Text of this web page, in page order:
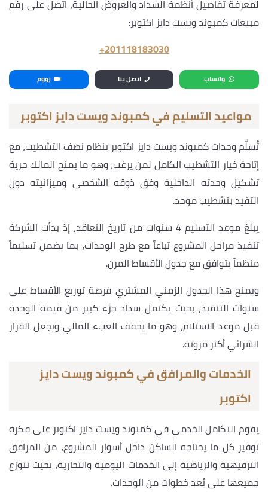
لمعرفة تفاصيل أنظمة السداد والعروض الحالية، اتصل على رقم
مبيعات كمبوند ويست دايز اكتوبر:
‎+201118183030
واتساب اتصل بنا زووم
مواعيد التسليم في كمبوند ويست دايز اكتوبر
تُسلَّم وحدات كمبوند ويست دايز اكتوبر بنظام نصف التشطيب، مع
إتاحة خيار التشطيب الكامل لمن يرغب، وهو ما يمنح المالك حرية
تشكيل وحدته الداخلية وفق ذوقه الشخصي وميزانيته دون
التقيد بتشطيب موحد.
يبلغ موعد التسليم 4 سنوات من تاريخ التعاقد، إذ بدأت الشركة
تنفيذ مراحل المشروع تباعاً مع طرح الوحدات، بما يضمن تسليماً
منظماً يتوافق مع جدول الأقساط المرن.
ويمنح هذا الجدول الزمني المشتري فرصة توزيع الأقساط على
سنوات التنفيذ، بحيث يكتمل سداد جزء كبير من قيمة الوحدة
قبل موعد الاستلام، وهو ما يخفف العبء المالي ويجعل القرار
الشرائي أكثر مرونة.
الخدمات والمرافق في كمبوند ويست دايز
اكتوبر
يقوم التكامل الخدمي في كمبوند ويست دايز اكتوبر على فكرة
توفير كل ما يحتاجه الساكن داخل أسوار المشروع، من المرافق
الترفيهية والرياضية إلى الخدمات اليومية والتجارية، بحيث تتوزع
جميعها على بُعد خطوات من الوحدات.